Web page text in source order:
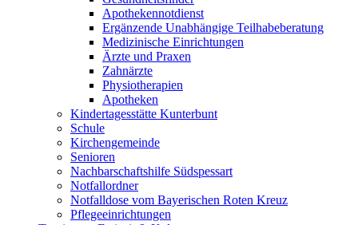
Apothekennotdienst
Ergänzende Unabhängige Teilhabeberatung
Medizinische Einrichtungen
Ärzte und Praxen
Zahnärzte
Physiotherapien
Apotheken
Kindertagesstätte Kunterbunt
Schule
Kirchengemeinde
Senioren
Nachbarschaftshilfe Südspessart
Notfallordner
Notfalldose vom Bayerischen Roten Kreuz
Pflegeeinrichtungen